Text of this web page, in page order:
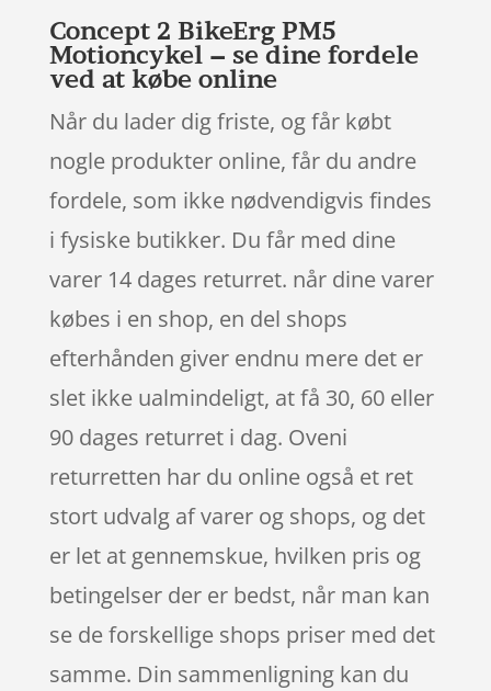
Concept 2 BikeErg PM5
Motioncykel – se dine fordele
ved at købe online
Når du lader dig friste, og får købt
nogle produkter online, får du andre
fordele, som ikke nødvendigvis findes
i fysiske butikker. Du får med dine
varer 14 dages returret. når dine varer
købes i en shop, en del shops
efterhånden giver endnu mere det er
slet ikke ualmindeligt, at få 30, 60 eller
90 dages returret i dag. Oveni
returretten har du online også et ret
stort udvalg af varer og shops, og det
er let at gennemskue, hvilken pris og
betingelser der er bedst, når man kan
se de forskellige shops priser med det
samme. Din sammenligning kan du